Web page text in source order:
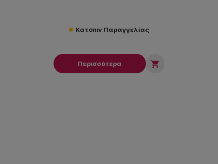
Κατόπιν Παραγγελίας
Περισσότερα 